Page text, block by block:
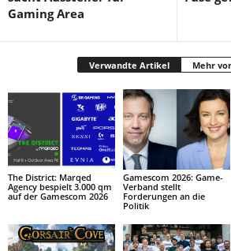
Gaming Area
Verwandte Artikel Mehr
The District: Marqed
Agency bespielt 3.000 qm
auf der Gamescom 2026
Gamescom 2026: Game-
Verband stellt
Forderungen an die
Politik